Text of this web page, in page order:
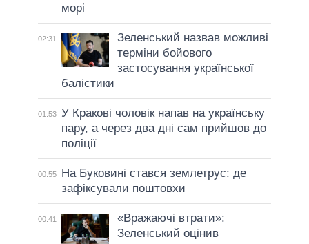
морі
02:31
Зеленський назвав можливі
терміни бойового
застосування української
балістики
01:53 У Кракові чоловік напав на українську
пару, а через два дні сам прийшов до
поліції
00:55
На Буковині стався землетрус: де
зафіксували поштовхи
00:41
«Вражаючі втрати»:
Зеленський оцінив